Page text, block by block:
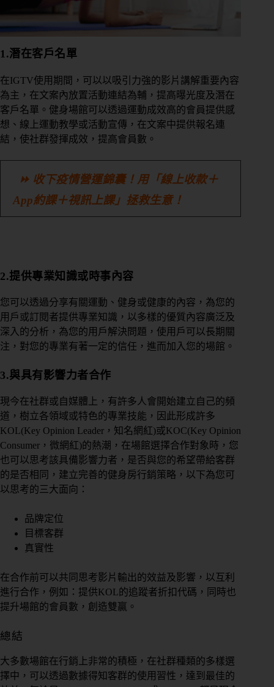
1.潛在客戶名單
在IGTV使用期間，可以以吸引力強的影片講解重要內容
為主，在文案內放置活動連結為輔，提高曝光度及潛在
客戶名單。健身場館可以透過運動成效高的會員提供感
想、線上運動教學或活動宣傳，在文案中提供報名連
結，使社群發揮成效，提高會員數。
⏩ 收下疫情營運錦囊！用「線上收款＋
App約課＋視訊上課」拯救生意！
2.提供專業知識或時事內容
您可以透過分享有關運動、健身或健康的內容，為您的
用戶或訂閱者提供專業知識，以多樣的優質內容廣泛及
深入的分析，為您的用戶解決問題，使用戶可以長期關
注，對您的專業有著一定的信任，進而加入您的場館。
3.與具有影響力者合作
現今在社群或自媒體上，有許多人會開始建立自己的頻
道，樹立各領域或特色的專業技能，因此形成許多
KOL(Key Opinion Leader，知名網紅)或KOC(Key Opinion
Consumer，微網紅)的熱潮，在場館選擇合作對象時，您
也可以思考該具備影響力者，是否與您的希望帶給客群
的是否相同，建立完善的健身房行銷策略，以下為您可
以思考的三大面向：
品牌定位
目標客群
真實性
在合作前可以共同思考影片輸出的效益及影響，以互利
進行合作，例如：提供KOL的追蹤者折扣代碼，同時也
提升場館的會員數，創造雙贏。
總結
大多數場館在行銷上非常的積極，在社群種類的多樣選
擇中，可以透過數據得知客群的使用習性，達到最佳的